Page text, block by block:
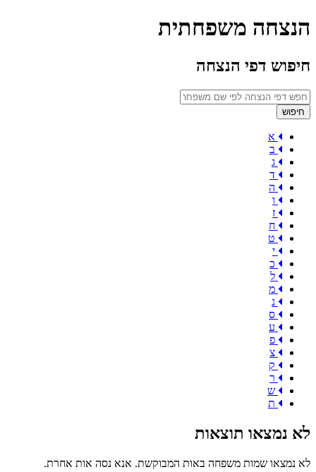
הנצחה משפחתית
חיפוש דפי הנצחה
א
ב
ג
ד
ה
ו
ז
ח
ט
י
כ
ל
מ
נ
ס
ע
פ
צ
ק
ר
ש
ת
לא נמצאו תוצאות
לא נמצאו שמות משפחה באות המבוקשת. אנא נסה אות אחרת.